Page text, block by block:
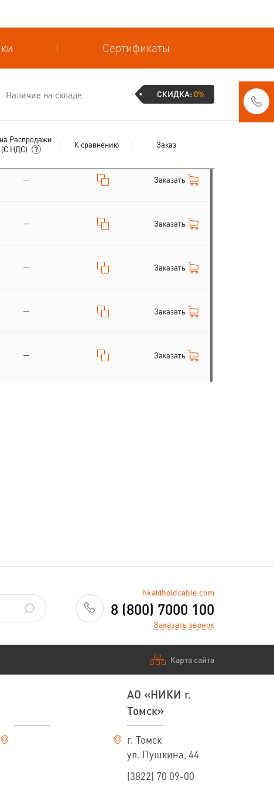
Сертификаты
Наличие на складе СКИДКА:0%
Распродажи
(С НДС)
К сравнению Заказ
— Заказать
— Заказать
— Заказать
— Заказать
— Заказать
hka@holdcable.com
8 (800) 7000 100
Заказать звонок
Карта сайта
АО «НИКИ г.
Томск»
г. Томск
ул. Пушкина, 44
(3822) 70 09-00